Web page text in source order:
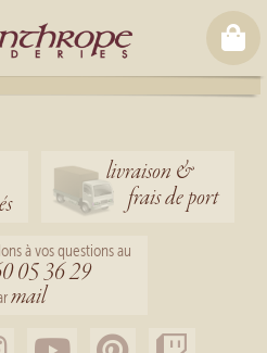
livraison &
frais de port
à vos questions au
05 36 29
mail